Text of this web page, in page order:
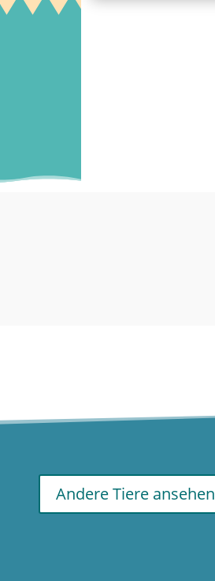
Andere Tiere ansehen